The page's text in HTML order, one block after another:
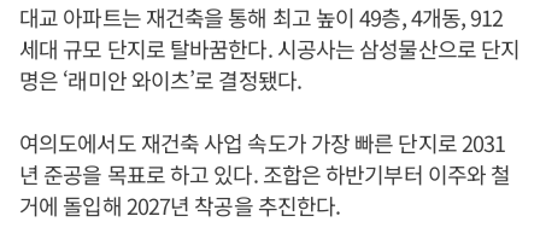
대교 아파트는 재건축을 통해 최고 높이 49층, 4개동, 912
세대 규모 단지로 탈바꿈한다. 시공사는 삼성물산으로 단지
명은 ‘래미안 와이츠’로 결정됐다.
여의도에서도 재건축 사업 속도가 가장 빠른 단지로 2031
년 준공을 목표로 하고 있다. 조합은 하반기부터 이주와 철
거에 돌입해 2027년 착공을 추진한다.